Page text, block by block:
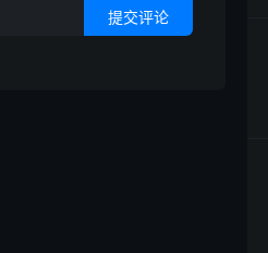
提交评论